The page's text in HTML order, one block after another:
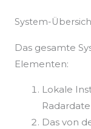
System-
Das gesamte
Elementen:
Lokale
Das von